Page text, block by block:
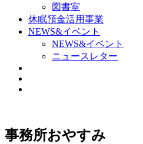
図書室
休眠預金活用事業
NEWS&イベント
NEWS&イベント
ニュースレター
事務所おやすみ